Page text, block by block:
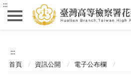
:::
:::
首頁 資訊公開 電子公布欄